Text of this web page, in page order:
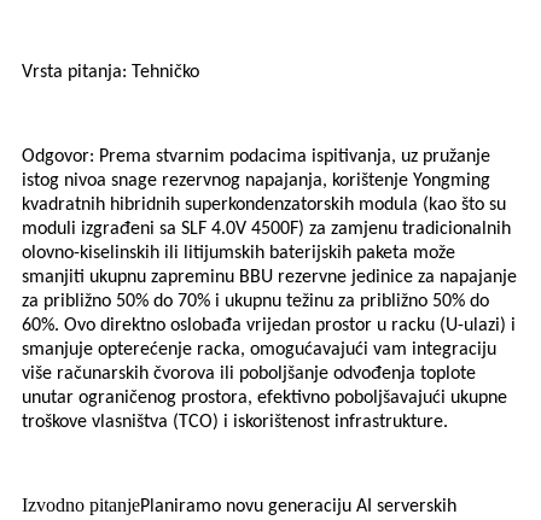
Vrsta pitanja: Tehničko
Odgovor: Prema stvarnim podacima ispitivanja, uz pružanje
istog nivoa snage rezervnog napajanja, korištenje Yongming
kvadratnih hibridnih superkondenzatorskih modula (kao što su
moduli izgrađeni sa SLF 4.0V 4500F) za zamjenu tradicionalnih
olovno-kiselinskih ili litijumskih baterijskih paketa može
smanjiti ukupnu zapreminu BBU rezervne jedinice za napajanje
za približno 50% do 70% i ukupnu težinu za približno 50% do
60%. Ovo direktno oslobađa vrijedan prostor u racku (U-ulazi) i
smanjuje opterećenje racka, omogućavajući vam integraciju
više računarskih čvorova ili poboljšanje odvođenja toplote
unutar ograničenog prostora, efektivno poboljšavajući ukupne
troškove vlasništva (TCO) i iskorištenost infrastrukture.
Izvodno pitanjePlaniramo novu generaciju AI serverskih